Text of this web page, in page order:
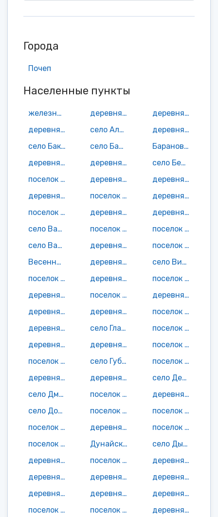
Города
Почеп
Населенные пункты
железнодорожная будка 103 км деревня Азарово
деревня Аксаментово
деревня Александровка
село Алексеевск
деревня Анишино
село Баклань
село Балыки
Барановский поселок
деревня Барыки
деревня Беловск
село Бельково
поселок Березки
деревня Березовка
деревня Бибики
деревня Близницы
поселок Бобровник
деревня Бохоричи
поселок Боюры
деревня Бумажная Фабрика
деревня Бытня
село Валуец
поселок Василевичи
поселок Васильки
село Васьковичи
деревня Верхняя Злобинка
поселок Вершань
Весенний поселок
деревня Ветошки
село Витовка
поселок Войки
деревня Волжино
поселок Волна Революции
деревня Воловня
поселок Воловня
деревня Волохи
деревня Вормино
деревня Вяльки
поселок Галая Лужа
деревня Гамалеевка
село Глазово
поселок Гончаровка
деревня Горбачи
деревня Граборовка
поселок Громыки
поселок Гряда
село Губостово
поселок Гурин
деревня Гущино
деревня Дадоровка
село Демьяново
село Дмитрово
поселок Добрая Воля
деревня Долбежи
село Доманичи
поселок Дом Отдыха
поселок Дряговка
поселок Дубовая Роща
деревня Дубрава
поселок Дубрава
поселок Дубровка
Дунайский поселок
село Дымово
деревня Дягово
поселок Житня
деревня Житня
деревня Жлудки
деревня Журавка
деревня Журавлево
деревня Завалипути
деревня Заполье
деревня Заречье
поселок Заречье
поселок Заречье деревня Заречье